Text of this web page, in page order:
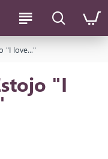
"I love..."
"I